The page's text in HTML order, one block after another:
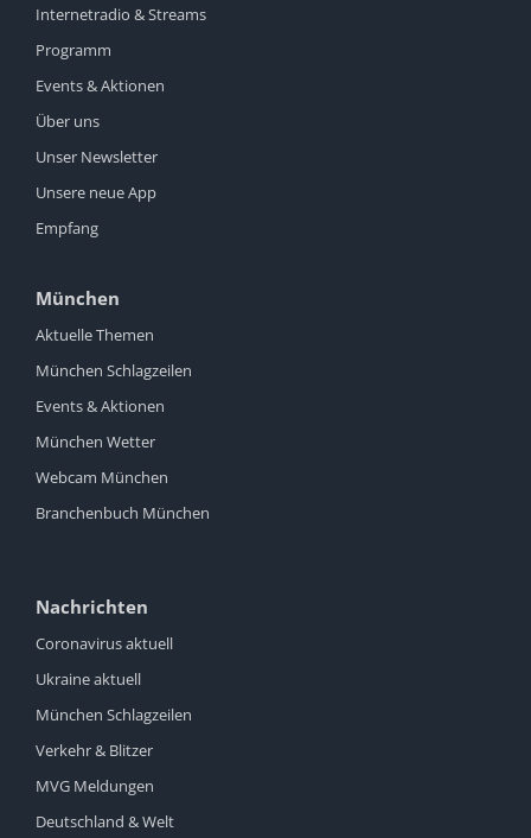
Internetradio & Streams
Programm
Events & Aktionen
Über uns
Unser Newsletter
Unsere neue App
Empfang
München
Aktuelle Themen
München Schlagzeilen
Events & Aktionen
München Wetter
Webcam München
Branchenbuch München
Nachrichten
Coronavirus aktuell
Ukraine aktuell
München Schlagzeilen
Verkehr & Blitzer
MVG Meldungen
Deutschland & Welt